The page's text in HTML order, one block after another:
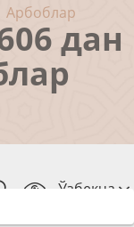
Арбоблар
Ўзбекча
дан